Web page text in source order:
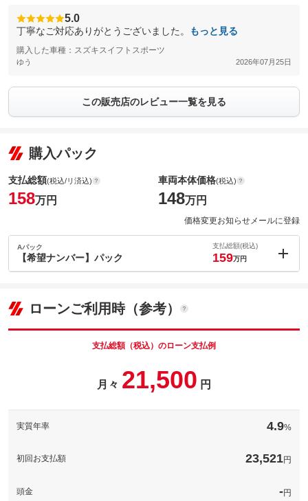
5.0
丁寧なご対応ありがとうございました。 もっと見る
購入した車種：スズキスイフトスポーツ
ゆう 2026年07月25日
この販売店のレビュー一覧を見る
購入パック
支払総額(税込/リ済込)
158万円
車両本体価格(税込)
148万円
価格変更お知らせメールに登録
Aパック
【希望ナンバー】パック
支払総額(税込)
159万円
車両本体価
148
す。※人気の数字等は、抽選になることがございます。ご了承く
備考
ローンご利用時（参考）
支払総額（税込）のローン支払例
月々 21,500 円
実質年率 4.9%
初回お支払額 23,521円
頭金 -円